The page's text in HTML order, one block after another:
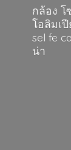
กล้อง โ
โอลิมเ
sel fe
น่า